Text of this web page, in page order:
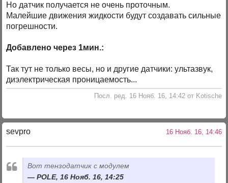
Но датчик получается не очень проточным.
Малейшие движения жидкости будут создавать сильные
погрешности.
Добавлено через 1мин.:
Так тут не только весы, но и другие датчики: ультазвук,
диэлектрическая проницаемость...
Посл. ред. 16 Нояб. 16, 14:42 от Kotische
sevpro 16 Нояб. 16, 14:46
Вот тензодатчик с модулем
POLE, 16 Нояб. 16, 14:25